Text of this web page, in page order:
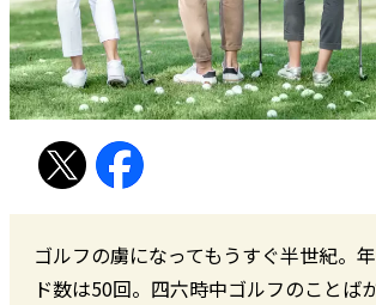
ゴルフの虜になってもうすぐ半世紀。
ド数は50回。四六時中ゴルフのことば